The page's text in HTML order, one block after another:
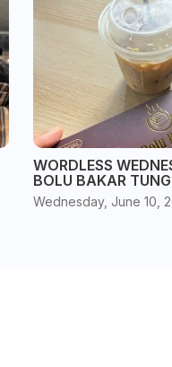
WORDLESS
BOLU BAKAR
Wednesday, June 10,